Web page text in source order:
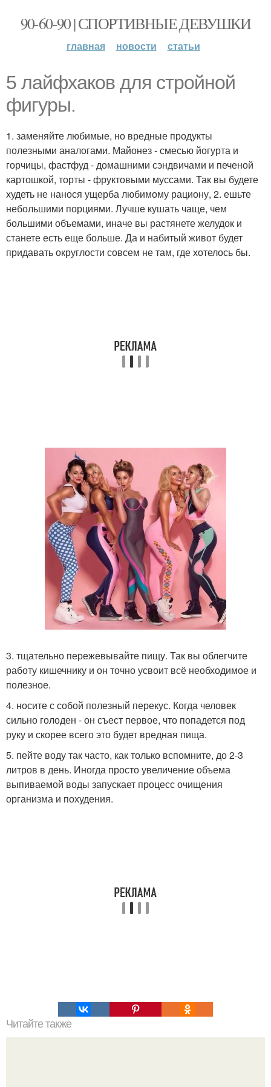
90-60-90 | СПОРТИВНЫЕ ДЕВУШКИ
главная новости статьи
5 лайфхаков для стройной
фигуры.
1. заменяйте любимые, но вредные продукты
полезными аналогами. Майонез - смесью йогурта и
горчицы, фастфуд - домашними сэндвичами и печеной
картошкой, торты - фруктовыми муссами. Так вы будете
худеть не нанося ущерба любимому рациону, 2. ешьте
небольшими порциями. Лучше кушать чаще, чем
большими объемами, иначе вы растянете желудок и
станете есть еще больше. Да и набитый живот будет
придавать округлости совсем не там, где хотелось бы.
3. тщательно пережевывайте пищу. Так вы облегчите
работу кишечнику и он точно усвоит всё необходимое и
полезное.
4. носите с собой полезный перекус. Когда человек
сильно голоден - он съест первое, что попадется под
руку и скорее всего это будет вредная пища.
5. пейте воду так часто, как только вспомните, до 2-3
литров в день. Иногда просто увеличение объема
выпиваемой воды запускает процесс очищения
организма и похудения.
Читайте также